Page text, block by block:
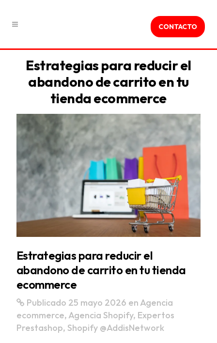
CONTACTO
Estrategias para reducir el
abandono de carrito en tu
tienda ecommerce
Estrategias para reducir el
abandono de carrito en tu tienda
ecommerce
Publicado 25 mayo 2026 en Agencia
ecommerce, Agencia Shopify, Expertos
Prestashop, Shopify @AddisNetwork